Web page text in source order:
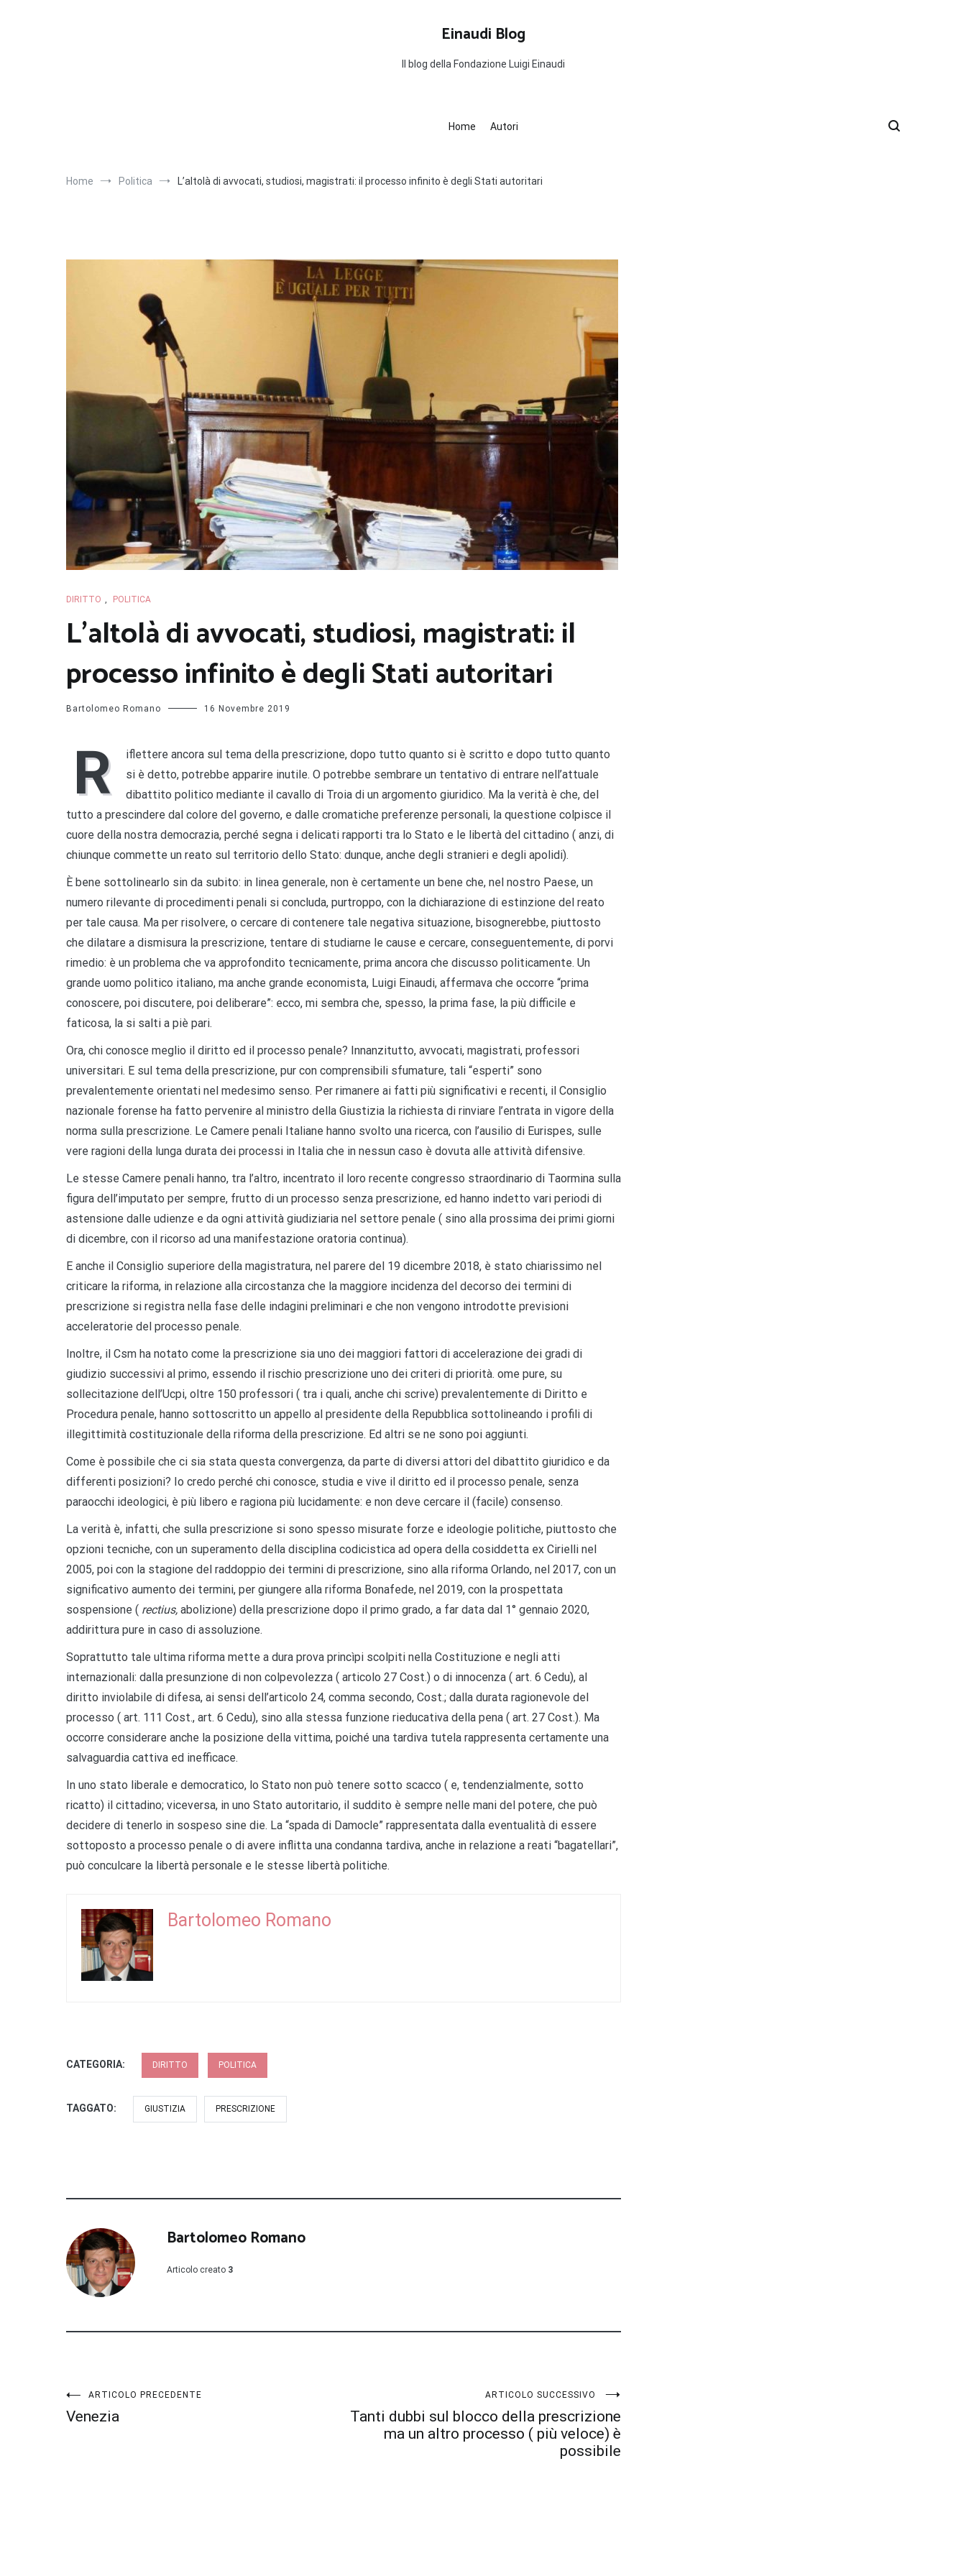
Einaudi Blog
Il blog della Fondazione Luigi Einaudi
Home Autori
Home Politica L’altolà di avvocati, studiosi, magistrati: il processo infinito è degli Stati autoritari
DIRITTO , POLITICA
L’altolà di avvocati, studiosi, magistrati: il
processo infinito è degli Stati autoritari
Bartolomeo Romano 16 Novembre 2019
R
iflettere ancora sul tema della prescrizione, dopo tutto quanto si è scritto e dopo tutto quanto
si è detto, potrebbe apparire inutile. O potrebbe sembrare un tentativo di entrare nell’attuale
dibattito politico mediante il cavallo di Troia di un argomento giuridico. Ma la verità è che, del
tutto a prescindere dal colore del governo, e dalle cromatiche preferenze personali, la questione colpisce il
cuore della nostra democrazia, perché segna i delicati rapporti tra lo Stato e le libertà del cittadino ( anzi, di
chiunque commette un reato sul territorio dello Stato: dunque, anche degli stranieri e degli apolidi).
È bene sottolinearlo sin da subito: in linea generale, non è certamente un bene che, nel nostro Paese, un
numero rilevante di procedimenti penali si concluda, purtroppo, con la dichiarazione di estinzione del reato
per tale causa. Ma per risolvere, o cercare di contenere tale negativa situazione, bisognerebbe, piuttosto
che dilatare a dismisura la prescrizione, tentare di studiarne le cause e cercare, conseguentemente, di porvi
rimedio: è un problema che va approfondito tecnicamente, prima ancora che discusso politicamente. Un
grande uomo politico italiano, ma anche grande economista, Luigi Einaudi, affermava che occorre “prima
conoscere, poi discutere, poi deliberare”: ecco, mi sembra che, spesso, la prima fase, la più difficile e
faticosa, la si salti a piè pari.
Ora, chi conosce meglio il diritto ed il processo penale? Innanzitutto, avvocati, magistrati, professori
universitari. E sul tema della prescrizione, pur con comprensibili sfumature, tali “esperti” sono
prevalentemente orientati nel medesimo senso. Per rimanere ai fatti più significativi e recenti, il Consiglio
nazionale forense ha fatto pervenire al ministro della Giustizia la richiesta di rinviare l’entrata in vigore della
norma sulla prescrizione. Le Camere penali Italiane hanno svolto una ricerca, con l’ausilio di Eurispes, sulle
vere ragioni della lunga durata dei processi in Italia che in nessun caso è dovuta alle attività difensive.
Le stesse Camere penali hanno, tra l’altro, incentrato il loro recente congresso straordinario di Taormina sulla
figura dell’imputato per sempre, frutto di un processo senza prescrizione, ed hanno indetto vari periodi di
astensione dalle udienze e da ogni attività giudiziaria nel settore penale ( sino alla prossima dei primi giorni
di dicembre, con il ricorso ad una manifestazione oratoria continua).
E anche il Consiglio superiore della magistratura, nel parere del 19 dicembre 2018, è stato chiarissimo nel
criticare la riforma, in relazione alla circostanza che la maggiore incidenza del decorso dei termini di
prescrizione si registra nella fase delle indagini preliminari e che non vengono introdotte previsioni
acceleratorie del processo penale.
Inoltre, il Csm ha notato come la prescrizione sia uno dei maggiori fattori di accelerazione dei gradi di
giudizio successivi al primo, essendo il rischio prescrizione uno dei criteri di priorità. ome pure, su
sollecitazione dell’Ucpi, oltre 150 professori ( tra i quali, anche chi scrive) prevalentemente di Diritto e
Procedura penale, hanno sottoscritto un appello al presidente della Repubblica sottolineando i profili di
illegittimità costituzionale della riforma della prescrizione. Ed altri se ne sono poi aggiunti.
Come è possibile che ci sia stata questa convergenza, da parte di diversi attori del dibattito giuridico e da
differenti posizioni? Io credo perché chi conosce, studia e vive il diritto ed il processo penale, senza
paraocchi ideologici, è più libero e ragiona più lucidamente: e non deve cercare il (facile) consenso.
La verità è, infatti, che sulla prescrizione si sono spesso misurate forze e ideologie politiche, piuttosto che
opzioni tecniche, con un superamento della disciplina codicistica ad opera della cosiddetta ex Cirielli nel
2005, poi con la stagione del raddoppio dei termini di prescrizione, sino alla riforma Orlando, nel 2017, con un
significativo aumento dei termini, per giungere alla riforma Bonafede, nel 2019, con la prospettata
sospensione ( rectius, abolizione) della prescrizione dopo il primo grado, a far data dal 1° gennaio 2020,
addirittura pure in caso di assoluzione.
Soprattutto tale ultima riforma mette a dura prova princìpi scolpiti nella Costituzione e negli atti
internazionali: dalla presunzione di non colpevolezza ( articolo 27 Cost.) o di innocenza ( art. 6 Cedu), al
diritto inviolabile di difesa, ai sensi dell’articolo 24, comma secondo, Cost.; dalla durata ragionevole del
processo ( art. 111 Cost., art. 6 Cedu), sino alla stessa funzione rieducativa della pena ( art. 27 Cost.). Ma
occorre considerare anche la posizione della vittima, poiché una tardiva tutela rappresenta certamente una
salvaguardia cattiva ed inefficace.
In uno stato liberale e democratico, lo Stato non può tenere sotto scacco ( e, tendenzialmente, sotto
ricatto) il cittadino; viceversa, in uno Stato autoritario, il suddito è sempre nelle mani del potere, che può
decidere di tenerlo in sospeso sine die. La “spada di Damocle” rappresentata dalla eventualità di essere
sottoposto a processo penale o di avere inflitta una condanna tardiva, anche in relazione a reati “bagatellari”,
può conculcare la libertà personale e le stesse libertà politiche.
Bartolomeo Romano
CATEGORIA: DIRITTO POLITICA
TAGGATO: GIUSTIZIA PRESCRIZIONE
Bartolomeo Romano
Articolo creato 3
Navigazione
ARTICOLO PRECEDENTE
Venezia
ARTICOLO SUCCESSIVO
Tanti dubbi sul blocco della prescrizione
ma un altro processo ( più veloce) è
possibile